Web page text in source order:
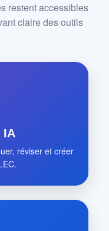
restent accessibles
claire des outils
IA
réviser et créer